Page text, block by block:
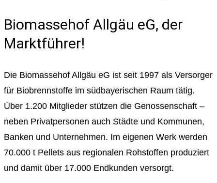
Biomassehof Allgäu eG, der
Marktführer!
Die Biomassehof Allgäu eG ist seit 1997 als Versorger
für Biobrennstoffe im südbayerischen Raum tätig.
Über 1.200 Mitglieder stützen die Genossenschaft –
neben Privatpersonen auch Städte und Kommunen,
Banken und Unternehmen. Im eigenen Werk werden
70.000 t Pellets aus regionalen Rohstoffen produziert
und damit über 17.000 Endkunden versorgt.